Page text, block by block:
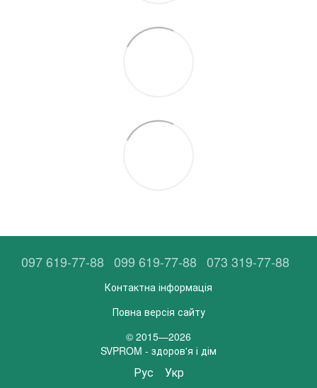
097 619-77-88 099 619-77-88 073 319-77-88
Контактна інформація
Повна версія сайту
© 2015—2026
SVPROM - здоров'я і дім
Рус Укр